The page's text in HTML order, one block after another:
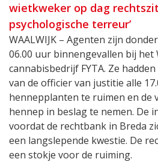
wietkweker op dag
psychologische terreur’
WAALWIJK – Agenten zijn
06.00 uur binnengevallen bij het
cannabisbedrijf FYTA. Ze
van de officier van justitie alle
hennepplanten te ruimen en de
hennep in beslag te nemen. De
voordat de rechtbank in Breda
een langslepende kwestie. De
een stokje voor de ruiming.